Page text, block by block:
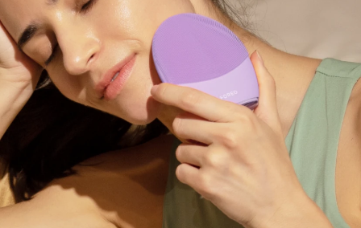
Perfil de usuário
Meus aparelhos
Meus pedidos
Meus endereços
As minhas subscrições
NOVIDADE
FAQ™ Pure Beauty-Tech Elixir
BREAKING NEWS
issa™ Teeth Whitening Set
Idioma
English Deutsch
Español
Français
Italiano
Português
Svenska
Русский
Türkçe
简体中文 繁體中文